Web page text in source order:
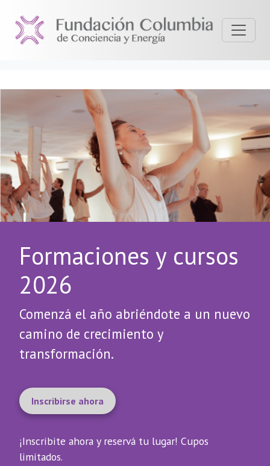
Formaciones y cursos
2026
Comenzá el año abriéndote a un nuevo
camino de crecimiento y
transformación.
Inscribirse ahora
¡Inscribite ahora y reservá tu lugar! Cupos
limitados.